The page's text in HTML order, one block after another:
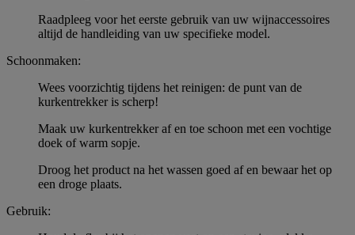
Raadpleeg voor het eerste gebruik van uw wijnaccessoires
altijd de handleiding van uw specifieke model.
Schoonmaken:
Wees voorzichtig tijdens het reinigen: de punt van de
kurkentrekker is scherp!
Maak uw kurkentrekker af en toe schoon met een vochtige
doek of warm sopje.
Droog het product na het wassen goed af en bewaar het op
een droge plaats.
Gebruik: